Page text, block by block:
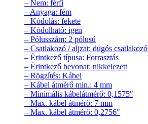
– Nem: férfi
– Anyaga: fém
– Kódolás: fekete
– Kódolható: igen
– Pólusszám: 2 pólusú
– Csatlakozó / aljzat: dugós csatlakozó
– Érintkező típusa: Forrasztás
– Érintkező bevonat: nikkelezett
– Rögzítés: Kábel
– Kábel átmérő min.: 4 mm
– Minimális kábelátmérő: 0,1575″
– Max. kábel átmérő: 7 mm
– Max. kábel átmérő: 0,2756″